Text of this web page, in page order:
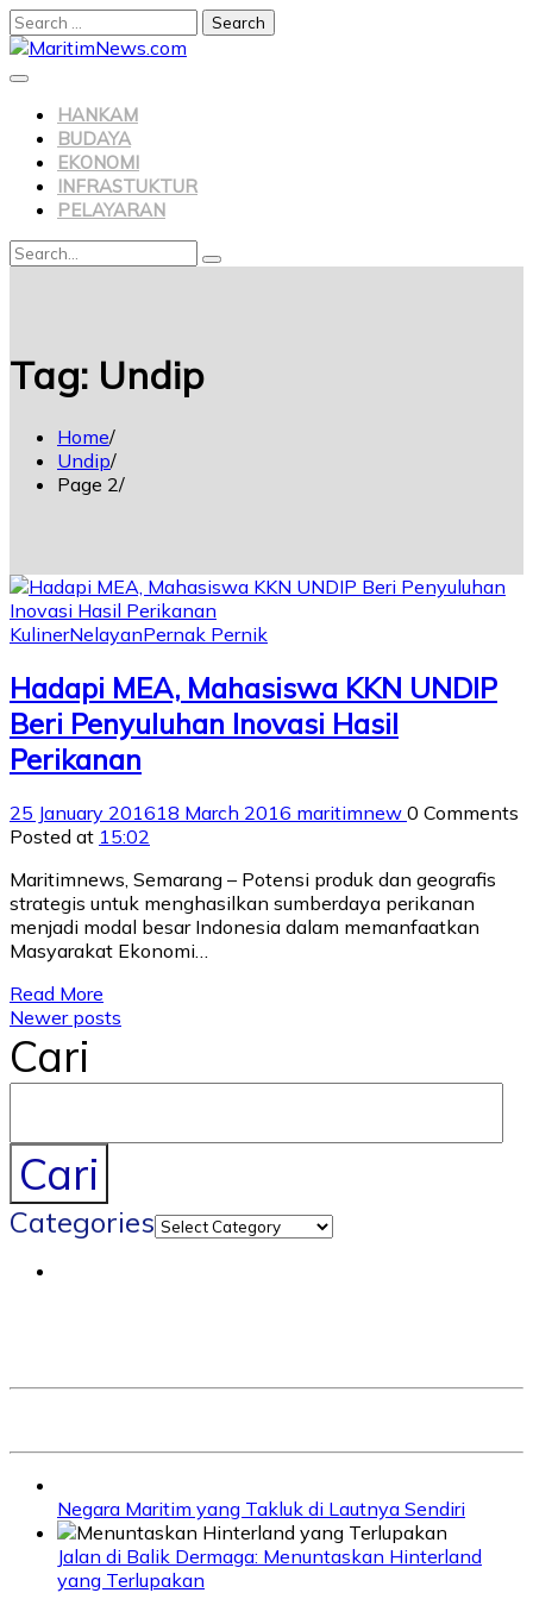
HANKAM
BUDAYA
EKONOMI
INFRASTUKTUR
PELAYARAN
Tag: Undip
Home
Undip
Page 2
KulinerNelayanPernak Pernik
Hadapi MEA, Mahasiswa KKN UNDIP
Beri Penyuluhan Inovasi Hasil
Perikanan
25 January 201618 March 2016 maritimnew 0 Comments
Posted at 15:02
Maritimnews, Semarang – Potensi produk dan geografis
strategis untuk menghasilkan sumberdaya perikanan
menjadi modal besar Indonesia dalam memanfaatkan
Masyarakat Ekonomi…
Read More
Newer posts
Cari
Cari
Categories
Negara Maritim yang Takluk di Lautnya Sendiri
Jalan di Balik Dermaga: Menuntaskan Hinterland
yang Terlupakan